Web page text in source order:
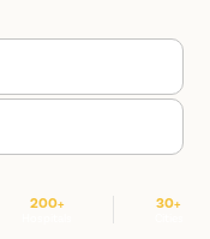
200+ 30+